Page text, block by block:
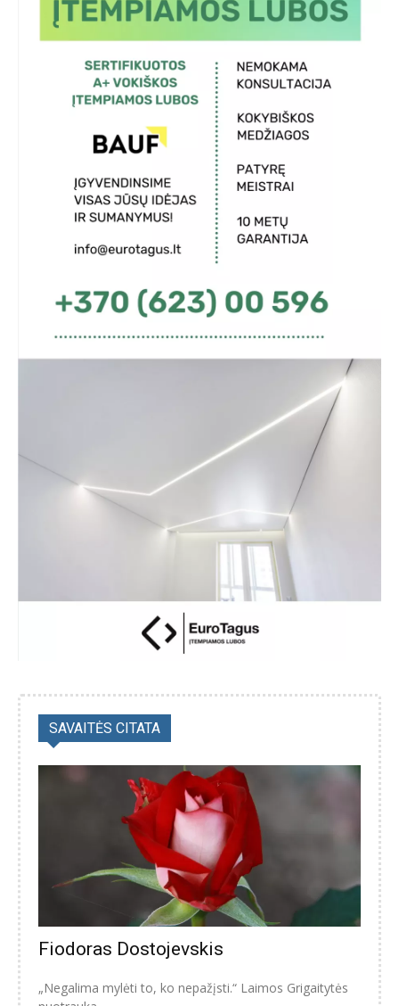
SAVAITĖS CITATA
Fiodoras Dostojevskis
„Negalima mylėti to, ko nepažįsti.“ Laimos Grigaitytės